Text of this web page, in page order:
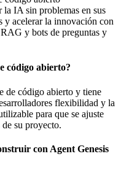
la IA sin problemas en sus
y acelerar la innovación con
y bots de preguntas y
código abierto?
de código abierto y tiene
flexibilidad y la
para que se ajuste
de su proyecto.
con Agent Genesis